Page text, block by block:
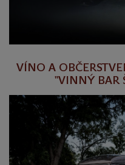
VÍNO A
"VINNÝ BAR